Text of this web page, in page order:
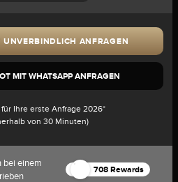
UNVERBINDLICH ANFRAGEN
MIT WHATSAPP ANFRAGEN
Ihre erste Anfrage 2026*
von 30 Minuten)
bei einem
708 Rewards